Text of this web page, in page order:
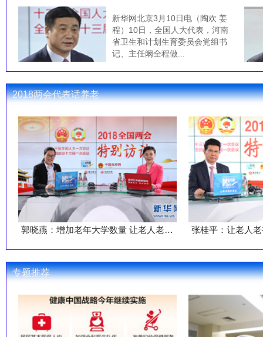
新华网北京3月10日电（陶欢 姜
程）10日，全国人大代表，河南
省卫生和计划生育委员会党组书
记、主任阚全程做...
2018两会代表话养老
郭晓燕：增加老年大学数量 让老人老有所学
专题推荐